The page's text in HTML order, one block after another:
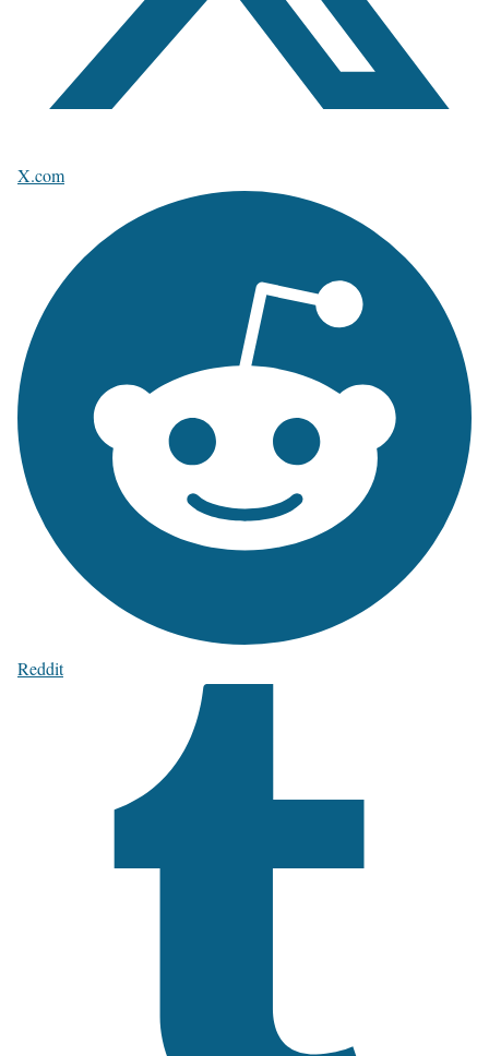
X.com
Reddit